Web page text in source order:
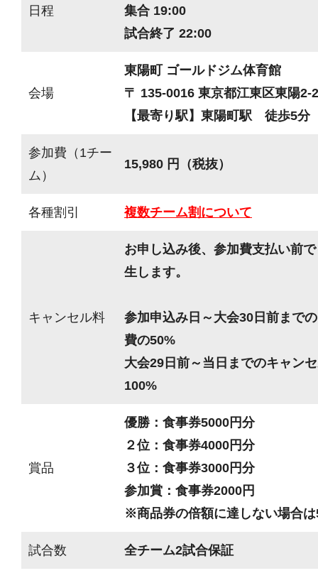
日程
集合 19:00
試合終了 22:00
会場
東陽町 ゴールドジム体育館
〒 135-0016 東京都江東区東陽2-
【最寄り駅】東陽町駅 徒歩5分
参加費（1チー
ム）
15,980 円（税抜）
各種割引 複数チーム割について
キャンセル料
お申し込み後、参加費支払い前
生します。
参加申込み日～大会30日前まで
費の50%
大会29日前～当日までのキャン
100%
賞品
優勝：食事券5000円分
２位：食事券4000円分
３位：食事券3000円分
参加賞：食事券2000円
※商品券の倍額に達しない場合
試合数 全チーム2試合保証